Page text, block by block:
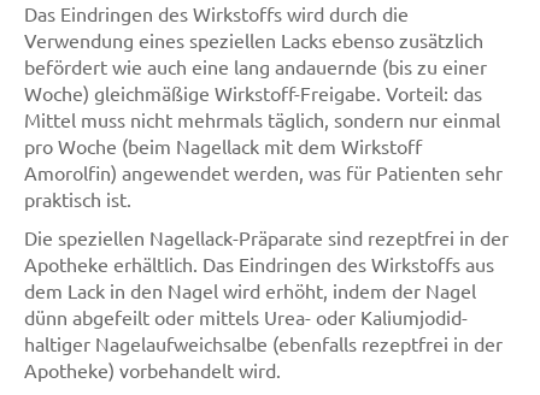
Das Eindringen des Wirkstoffs wird durch die
Verwendung eines speziellen Lacks ebenso zusätzlich
befördert wie auch eine lang andauernde (bis zu einer
Woche) gleichmäßige Wirkstoff-Freigabe. Vorteil: das
Mittel muss nicht mehrmals täglich, sondern nur einmal
pro Woche (beim Nagellack mit dem Wirkstoff
Amorolfin) angewendet werden, was für Patienten sehr
praktisch ist.
Die speziellen Nagellack-Präparate sind rezeptfrei in der
Apotheke erhältlich. Das Eindringen des Wirkstoffs aus
dem Lack in den Nagel wird erhöht, indem der Nagel
dünn abgefeilt oder mittels Urea- oder Kaliumjodid-
haltiger Nagelaufweichsalbe (ebenfalls rezeptfrei in der
Apotheke) vorbehandelt wird.